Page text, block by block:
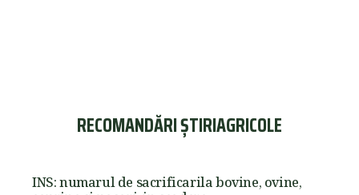
RECOMANDĂRI ȘTIRIAGRICOLE
INS: numarul de sacrificarila bovine, ovine,